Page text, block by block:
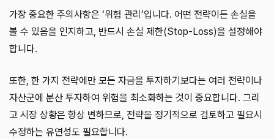
가장 중요한 주의사항은 ‘위험 관리’입니다. 어떤 전략이든 손실을
볼 수 있음을 인지하고, 반드시 손실 제한(Stop-Loss)을 설정해야
합니다.
또한, 한 가지 전략에만 모든 자금을 투자하기보다는 여러 전략이나
자산군에 분산 투자하여 위험을 최소화하는 것이 중요합니다. 그리
고 시장 상황은 항상 변하므로, 전략을 정기적으로 검토하고 필요시
수정하는 유연성도 필요합니다.